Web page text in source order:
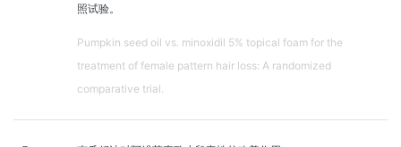
照试验。
Pumpkin seed oil vs. minoxidil 5% topical foam for the
treatment of female pattern hair loss: A randomized
comparative trial.